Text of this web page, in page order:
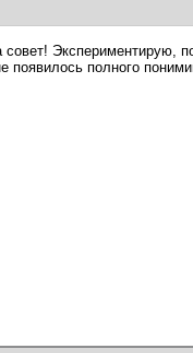
совет! Экспериментирую,
появилось полного